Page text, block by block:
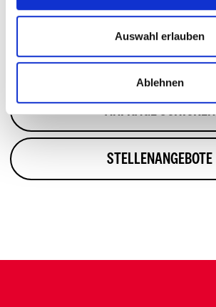
Auswahl erlauben
Ablehnen
ROUTE PLANEN
ANFRAGE SCHICKEN
STELLENANGEBOTE